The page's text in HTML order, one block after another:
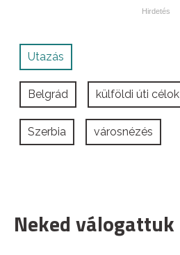
Utazás
Belgrád külföldi úti célok
Szerbia városnézés
Neked válogattuk